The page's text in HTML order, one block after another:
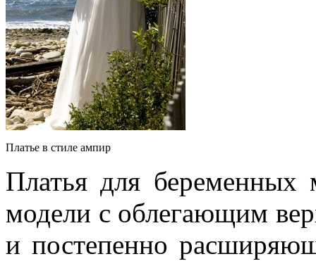
Платье в стиле ампир
Платья для
модели с облегающим
и постепенно